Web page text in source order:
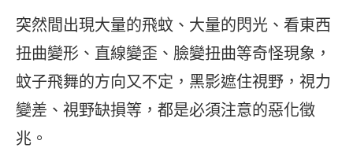
突然間出現大量的飛蚊、大量的閃光、看東西
扭曲變形、直線變歪、臉變扭曲等奇怪現象，
蚊子飛舞的方向又不定，黑影遮住視野，視力
變差、視野缺損等，都是必須注意的惡化徵
兆。